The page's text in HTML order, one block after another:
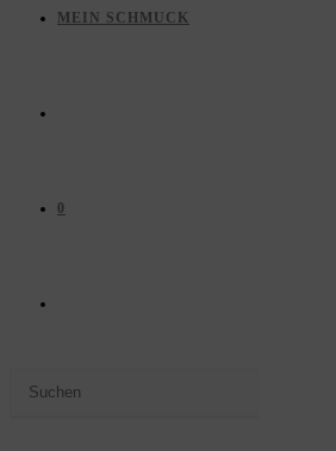
MEIN SCHMUCK
0
SUCHE